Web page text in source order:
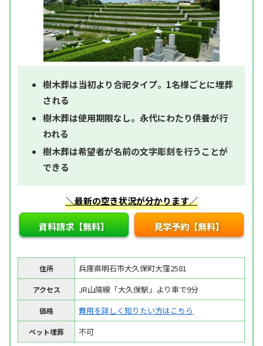
樹木葬は当初より合祀タイプ。1名様ごとに埋葬
される
樹木葬は使用期限なし。永代にわたり供養が行
われる
樹木葬は希望者が名前の文字彫刻を行うことが
できる
＼最新の空き状況が分かります／
資料請求【無料】 見学予約【無料】
住所 兵庫県明石市大久保町大窪2581
アクセス JR山陽線「大久保駅」より車で9分
価格 費用を詳しく知りたい方はこちら
ペット埋葬 不可